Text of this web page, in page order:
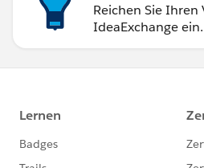
Reichen Sie Ihren
IdeaExchange ein.